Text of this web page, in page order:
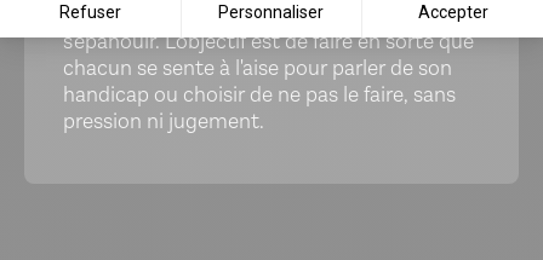
Refuser Personnaliser Accepter
chaque collaborateur·ice peut pleinement
s'épanouir. L'objectif est de faire en sorte que
chacun se sente à l'aise pour parler de son
handicap ou choisir de ne pas le faire, sans
pression ni jugement.